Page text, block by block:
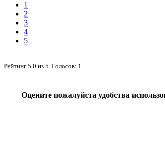
1
2
3
4
5
Рейтинг 5.0 из 5. Голосов: 1
Оцените пожалуйста удобства